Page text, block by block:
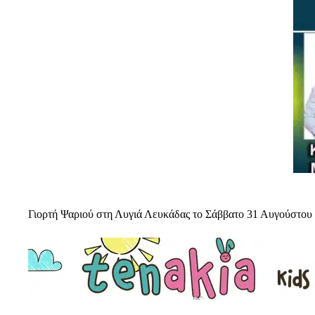
Γιορτή Ψαριού στη Λυγιά Λευκάδας το Σάββατο 31